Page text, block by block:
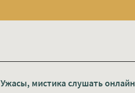
Ужасы, мистика слушать онлайн